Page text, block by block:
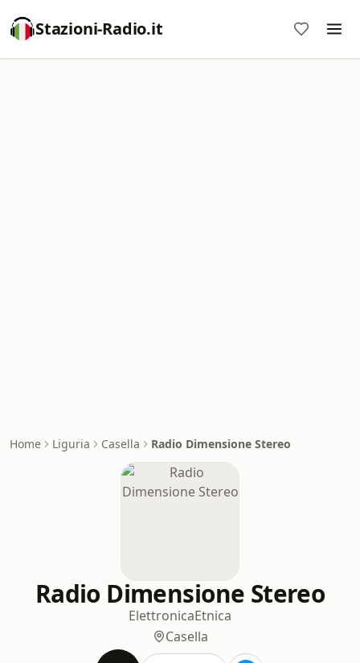
Stazioni-Radio.it
Home Liguria Casella Radio Dimensione Stereo
Radio Dimensione Stereo
ElettronicaEtnica
Casella